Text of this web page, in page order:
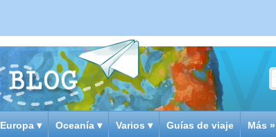
Europa ▾ Oceanía ▾ Varios ▾ Guías de viaje Más »